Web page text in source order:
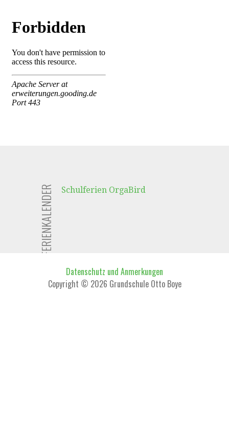
FERIENKALENDER Schulferien OrgaBird
Datenschutz und Anmerkungen
Copyright © 2026 Grundschule Otto Boye